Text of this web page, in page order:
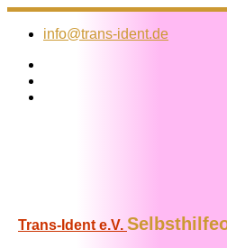
Zum
Inhalt
info@trans-ident.de
Trans-Ident e.V.